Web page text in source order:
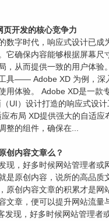
页开发的核心竞争力
数字时代，响应式设计已成
它确保内容能够根据屏幕尺
，从而提供一致的用户体验
具—— Adobe XD 为例，深
用体验。 Adobe XD是一款
（UI）设计打造的响应式设
布局 XD提供强大的自适应
整的组件，确保在...
创内容文章么？
现，好多时候网站管理者或
是原创内容，说所的高品质
原创内容文章的积累才是网
文章，便可以提升网站流量
发现，好多时候网站管理者